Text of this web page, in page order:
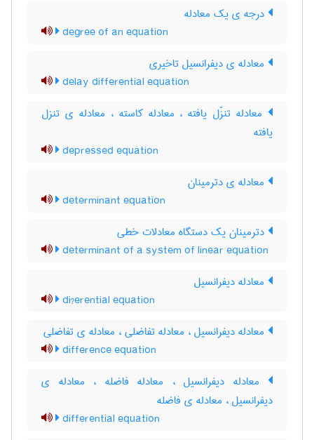
درجه ی یک معادله
degree of an equation
معادله ی دیفرانسیل تاخیری
delay differential equation
معادله تنزّل یافته ، معادله کاسته ، معادله ی تنزل
یافته
depressed equation
معادله ی دترمینان
determinant equation
دترمینان یک دستگاه معادلات خطی
determinant of a system of linear equation
معادله دیفرانسیل
di?erential equation
معادله دیفرانسیل ، معادله تفاضلی ، معادله ی تفاضلی
difference equation
معادله دیفرانسیل ، معادله فاضله ، معادله ی
دیفرانسیل ، معادله ی فاضله
differential equation